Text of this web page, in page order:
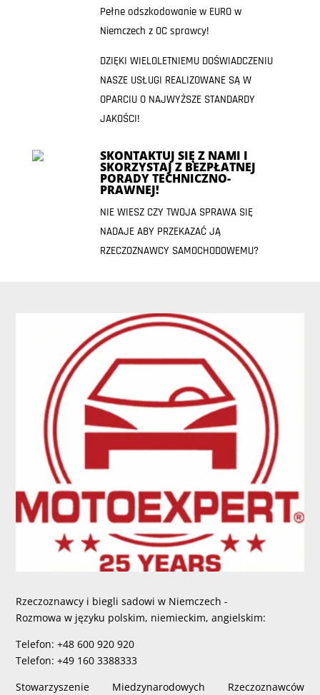
Pełne odszkodowanie w EURO w
Niemczech z OC sprawcy!
DZIĘKI WIELOLETNIEMU DOŚWIADCZENIU
NASZE USŁUGI REALIZOWANE SĄ W
OPARCIU O NAJWYŻSZE STANDARDY
JAKOŚCI!
SKONTAKTUJ SIĘ Z NAMI I
SKORZYSTAJ Z BEZPŁATNEJ
PORADY TECHNICZNO-
PRAWNEJ!
NIE WIESZ CZY TWOJA SPRAWA SIĘ
NADAJE ABY PRZEKAZAĆ JĄ
RZECZOZNAWCY SAMOCHODOWEMU?
Rzeczoznawcy i biegli sadowi w Niemczech -
Rozmowa w języku polskim, niemieckim, angielskim:
Telefon: +48 600 920 920
Telefon: +49 160 3388333
Stowarzyszenie Miedzynarodowych Rzeczoznawców